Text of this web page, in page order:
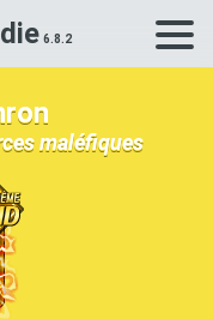
une carte Dokkan
maléfiques